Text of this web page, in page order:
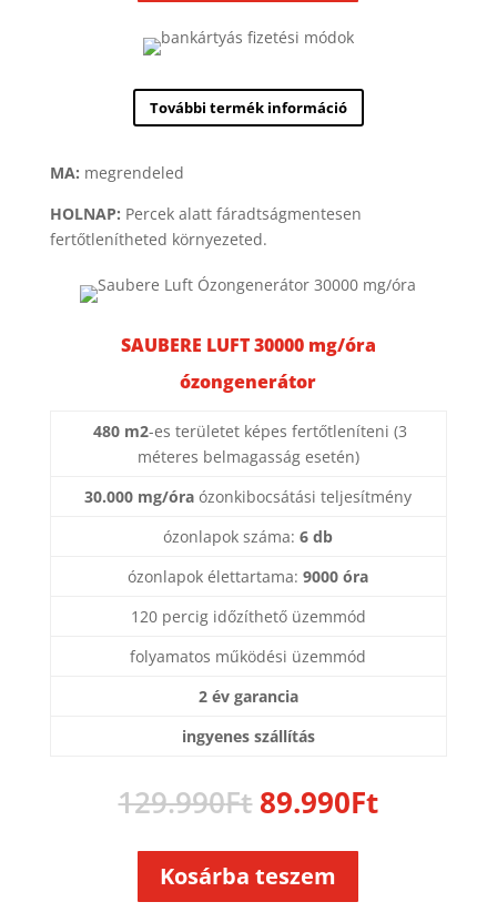
További termék információ
MA: megrendeled
HOLNAP: Percek alatt fáradtságmentesen
fertőtlenítheted környezeted.
SAUBERE LUFT 30000 mg/óra
ózongenerátor
480 m2-es területet képes fertőtleníteni (3
méteres belmagasság esetén)
30.000 mg/óra ózonkibocsátási teljesítmény
ózonlapok száma:6 db
ózonlapok élettartama:9000 óra
120 percig időzíthető üzemmód
folyamatos működési üzemmód
2 év garancia
ingyenes szállítás
129.990Ft Original
price
was:
129.990Ft.
89.990FtCurrent
price
Kosárba teszem